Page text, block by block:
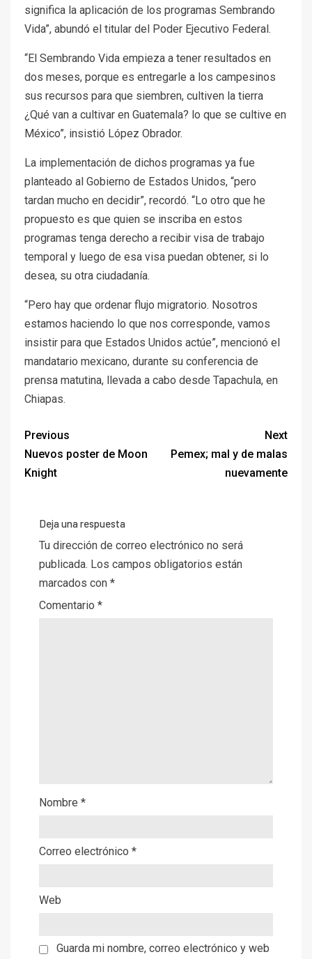
significa la aplicación de los programas Sembrando
Vida”, abundó el titular del Poder Ejecutivo Federal.
“El Sembrando Vida empieza a tener resultados en
dos meses, porque es entregarle a los campesinos
sus recursos para que siembren, cultiven la tierra
¿Qué van a cultivar en Guatemala? lo que se cultive en
México”, insistió López Obrador.
La implementación de dichos programas ya fue
planteado al Gobierno de Estados Unidos, “pero
tardan mucho en decidir”, recordó. “Lo otro que he
propuesto es que quien se inscriba en estos
programas tenga derecho a recibir visa de trabajo
temporal y luego de esa visa puedan obtener, si lo
desea, su otra ciudadanía.
“Pero hay que ordenar flujo migratorio. Nosotros
estamos haciendo lo que nos corresponde, vamos
insistir para que Estados Unidos actúe”, mencionó el
mandatario mexicano, durante su conferencia de
prensa matutina, llevada a cabo desde Tapachula, en
Chiapas.
Previous
Nuevos poster de Moon
Knight
Next
Pemex; mal y de malas
nuevamente
Deja una respuesta
Tu dirección de correo electrónico no será
publicada. Los campos obligatorios están
marcados con *
Comentario *
Nombre *
Correo electrónico *
Web
Guarda mi nombre, correo electrónico y web